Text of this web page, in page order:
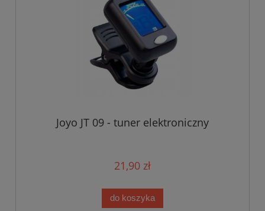
Joyo JT 09 - tuner elektroniczny
21,90 zł
do koszyka